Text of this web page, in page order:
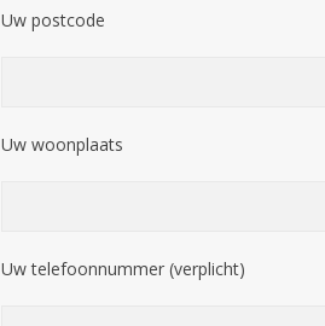
Uw postcode
Uw woonplaats
Uw telefoonnummer (verplicht)